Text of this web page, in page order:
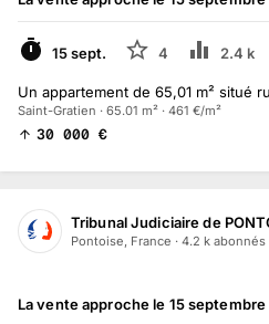
15 sept. 4 2.4 k
Un appartement de 65,01 m² situé
Saint-Gratien · 65.01 m² · 461 €/m²
30 000 €
Tribunal Judiciaire de
Pontoise, France · 4.2 k abonnés
À VENIR
La vente approche le 15 septembre